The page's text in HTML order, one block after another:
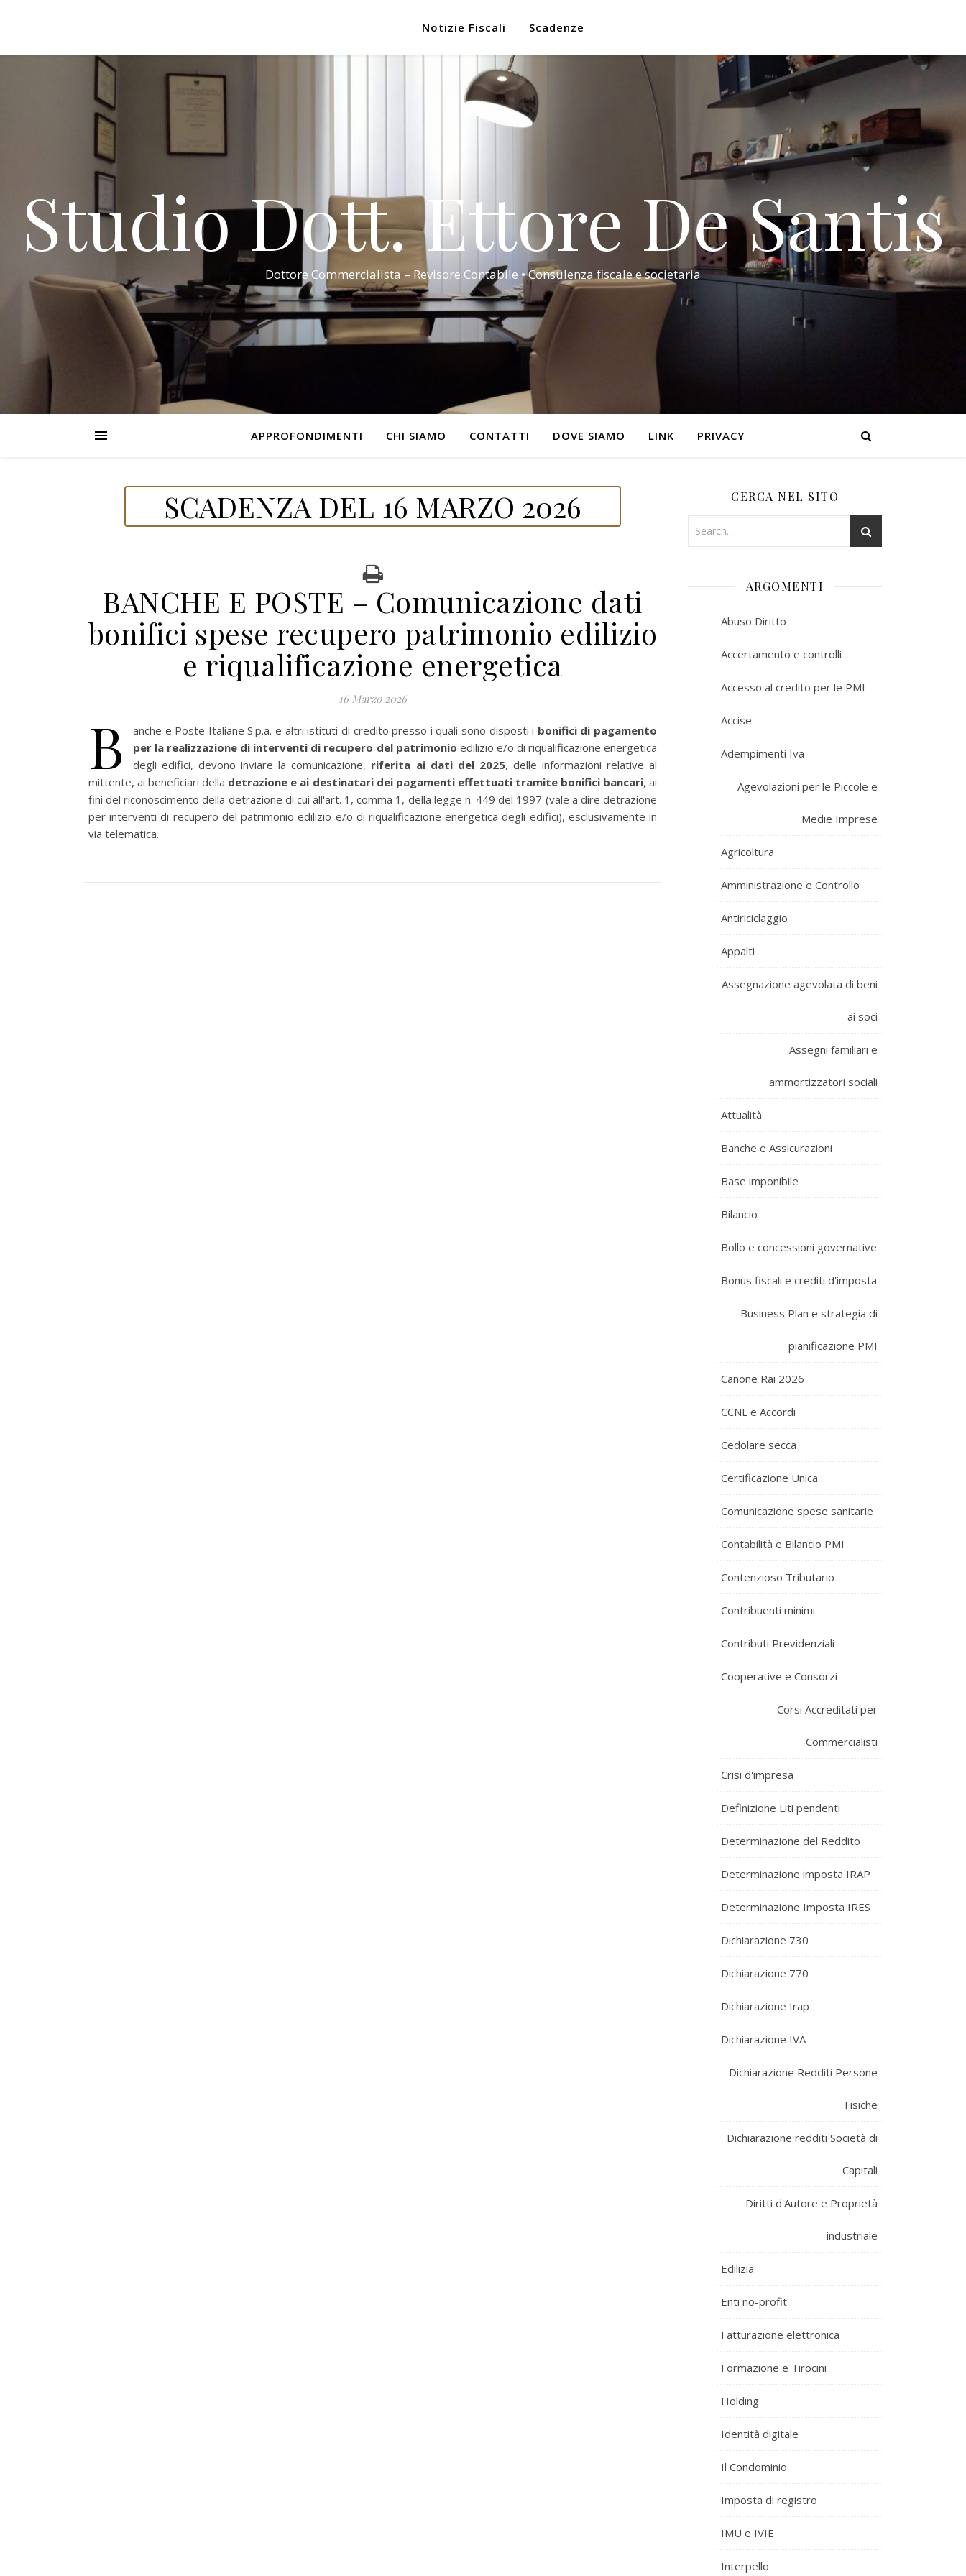
Notizie Fiscali Scadenze
Studio Dott. Ettore De Santis
Dottore Commercialista – Revisore Contabile • Consulenza fiscale e societaria
APPROFONDIMENTI CHI SIAMO CONTATTI DOVE SIAMO LINK PRIVACY
SCADENZA DEL 16 MARZO 2026
BANCHE E POSTE – Comunicazione dati
bonifici spese recupero patrimonio edilizio
e riqualificazione energetica
16 Marzo 2026
B anche e Poste Italiane S.p.a. e altri istituti di credito presso i quali sono disposti i bonifici di pagamento
per la realizzazione di interventi di recupero del patrimonio edilizio e/o di riqualificazione energetica
degli edifici, devono inviare la comunicazione, riferita ai dati del 2025, delle informazioni relative al
mittente, ai beneficiari della detrazione e ai destinatari dei pagamenti effettuati tramite bonifici bancari, ai
fini del riconoscimento della detrazione di cui all'art. 1, comma 1, della legge n. 449 del 1997 (vale a dire detrazione
per interventi di recupero del patrimonio edilizio e/o di riqualificazione energetica degli edifici), esclusivamente in
via telematica.
CERCA NEL SITO
ARGOMENTI
Abuso Diritto
Accertamento e controlli
Accesso al credito per le PMI
Accise
Adempimenti Iva
Agevolazioni per le Piccole e
Medie Imprese
Agricoltura
Amministrazione e Controllo
Antiriciclaggio
Appalti
Assegnazione agevolata di beni
ai soci
Assegni familiari e
ammortizzatori sociali
Attualità
Banche e Assicurazioni
Base imponibile
Bilancio
Bollo e concessioni governative
Bonus fiscali e crediti d'imposta
Business Plan e strategia di
pianificazione PMI
Canone Rai 2026
CCNL e Accordi
Cedolare secca
Certificazione Unica
Comunicazione spese sanitarie
Contabilità e Bilancio PMI
Contenzioso Tributario
Contribuenti minimi
Contributi Previdenziali
Cooperative e Consorzi
Corsi Accreditati per
Commercialisti
Crisi d'impresa
Definizione Liti pendenti
Determinazione del Reddito
Determinazione imposta IRAP
Determinazione Imposta IRES
Dichiarazione 730
Dichiarazione 770
Dichiarazione Irap
Dichiarazione IVA
Dichiarazione Redditi Persone
Fisiche
Dichiarazione redditi Società di
Capitali
Diritti d'Autore e Proprietà
industriale
Edilizia
Enti no-profit
Fatturazione elettronica
Formazione e Tirocini
Holding
Identità digitale
Il Condominio
Imposta di registro
IMU e IVIE
Interpello